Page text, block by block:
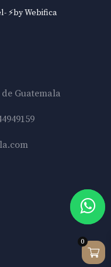
⚡by Webifica
Guatemala
0